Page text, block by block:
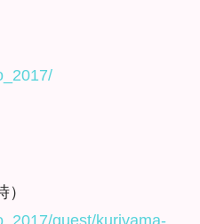
guest/kuriyama-